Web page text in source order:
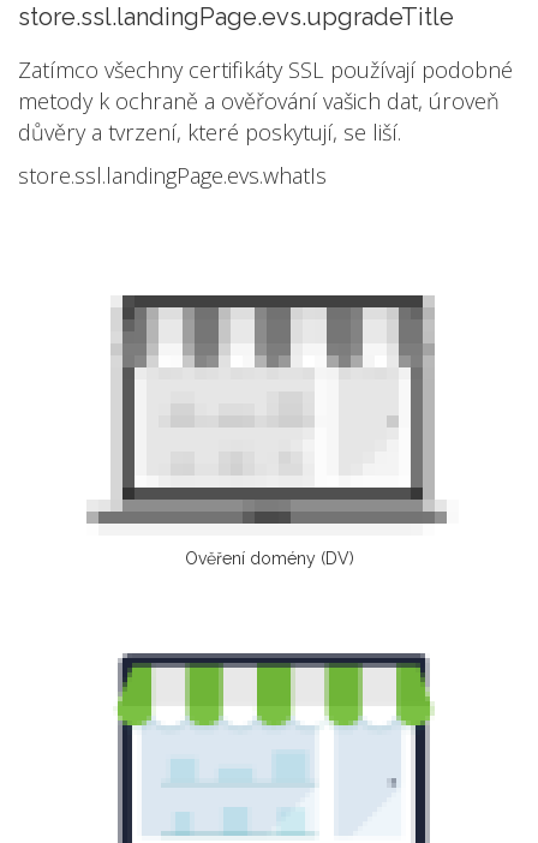
store.ssl.landingPage.evs.upgradeTitle
Zatímco všechny certifikáty SSL používají podobné
metody k ochraně a ověřování vašich dat, úroveň
důvěry a tvrzení, které poskytují, se liší.
store.ssl.landingPage.evs.whatIs
Ověření domény (DV)